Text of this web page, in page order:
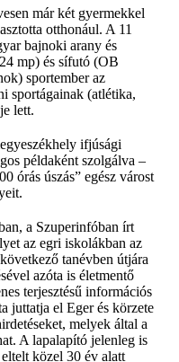
már két gyermekkel
otthonául. A 11
bajnoki arany és
mp) és sífutó (OB
sportember az
sportágainak (atlétika,
lett.
ifjúsági
példaként szolgálva –
órás úszás” egész várost
a Szuperinfóban írt
az egri iskolákban az
tanévben útjára
azóta is életmentő
terjesztésű információs
juttatja el Eger és körzete
melyek által a
A lapalapító jelenleg is
közel 30 év alatt